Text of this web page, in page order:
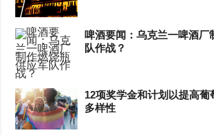
啤酒要闻：乌克兰一啤酒厂
队作战？
12项奖学金和计划以提高
多样性